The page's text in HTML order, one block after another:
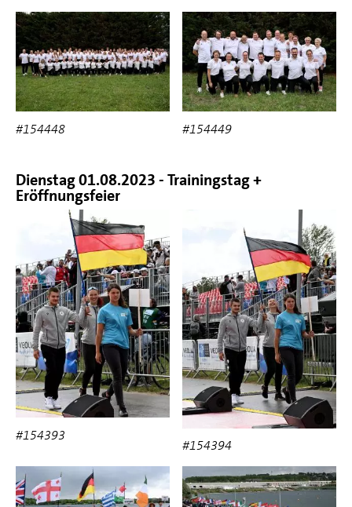
#154448 #154449
Dienstag 01.08.2023 - Trainingstag +
Eröffnungsfeier
#154393
#154394